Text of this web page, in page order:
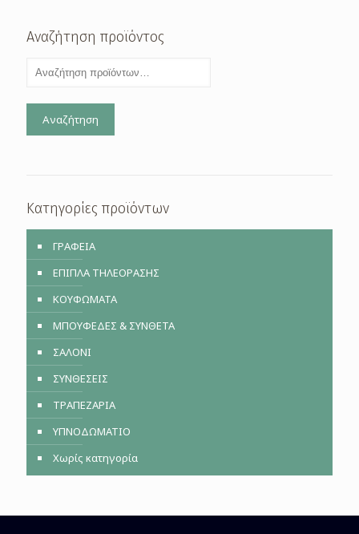
Αναζήτηση προϊόντος
Αναζήτηση
Κατηγορίες προϊόντων
ΓΡΑΦΕΙΑ
ΕΠΙΠΛΑ ΤΗΛΕΟΡΑΣΗΣ
ΚΟΥΦΩΜΑΤΑ
ΜΠΟΥΦΕΔΕΣ & ΣΥΝΘΕΤΑ
ΣΑΛΟΝΙ
ΣΥΝΘΕΣΕΙΣ
ΤΡΑΠΕΖΑΡΙΑ
ΥΠΝΟΔΩΜΑΤΙΟ
Χωρίς κατηγορία